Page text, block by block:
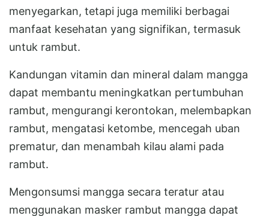
menyegarkan, tetapi juga memiliki berbagai
manfaat kesehatan yang signifikan, termasuk
untuk rambut.
Kandungan vitamin dan mineral dalam mangga
dapat membantu meningkatkan pertumbuhan
rambut, mengurangi kerontokan, melembapkan
rambut, mengatasi ketombe, mencegah uban
prematur, dan menambah kilau alami pada
rambut.
Mengonsumsi mangga secara teratur atau
menggunakan masker rambut mangga dapat